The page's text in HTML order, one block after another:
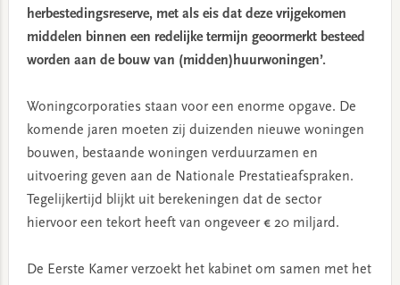
herbestedingsreserve, met als eis dat deze vrijgekomen
middelen binnen een redelijke termijn geoormerkt besteed
worden aan de bouw van (midden)huurwoningen’.
Woningcorporaties staan voor een enorme opgave. De
komende jaren moeten zij duizenden nieuwe woningen
bouwen, bestaande woningen verduurzamen en
uitvoering geven aan de Nationale Prestatieafspraken.
Tegelijkertijd blijkt uit berekeningen dat de sector
hiervoor een tekort heeft van ongeveer € 20 miljard.
De Eerste Kamer verzoekt het kabinet om samen met het